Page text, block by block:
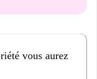
vous aurez